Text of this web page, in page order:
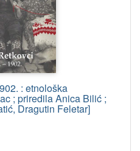
: etnološka
; priredila Anica Bilić ;
Dragutin Feletar]